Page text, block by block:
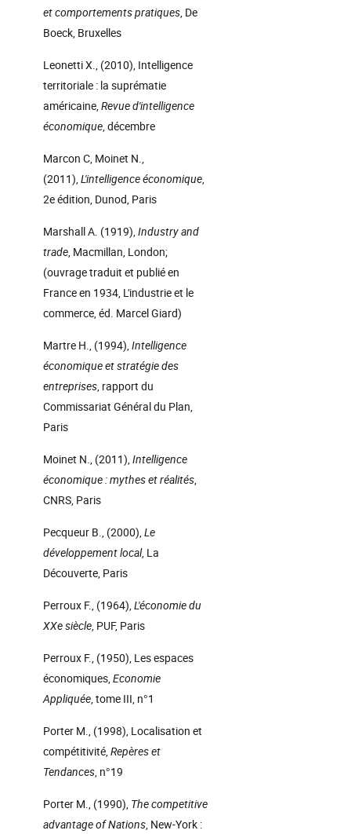
et comportements pratiques, De
Boeck, Bruxelles
Leonetti X., (2010), Intelligence
territoriale : la suprématie
américaine,Revue d'intelligence
économique, décembre
Marcon C, Moinet N.,
(2011),L'intelligence économique,
2e édition, Dunod, Paris
Marshall A. (1919),Industry and
trade, Macmillan, London;
(ouvrage traduit et publié en
France en 1934, L'industrie et le
commerce, éd. Marcel Giard)
Martre H., (1994),Intelligence
économique et stratégie des
entreprises, rapport du
Commissariat Général du Plan,
Paris
Moinet N., (2011),Intelligence
économique : mythes et réalités,
CNRS, Paris
Pecqueur B., (2000),Le
développement local, La
Découverte, Paris
Perroux F., (1964),L'économie du
XXe siècle, PUF, Paris
Perroux F., (1950), Les espaces
économiques,Economie
Appliquée, tome III, n°1
Porter M., (1998), Localisation et
compétitivité,Repères et
Tendances, n°19
Porter M., (1990), The competitive
advantage of Nations, New-York :